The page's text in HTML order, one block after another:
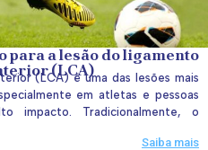
a lesão do ligamento
(LCA)
(LCA) é uma das lesões mais
em atletas e pessoas
impacto. Tradicionalmente, o
Saiba mais